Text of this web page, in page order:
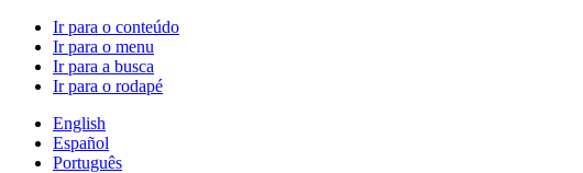
Ir para o conteúdo
Ir para o menu
Ir para a busca
Ir para o rodapé
English
Español
Português